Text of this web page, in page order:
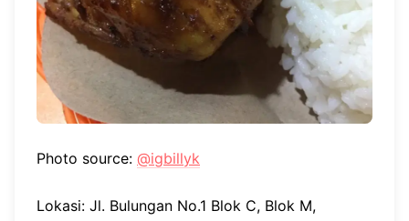
Photo source: @igbillyk
Lokasi: Jl. Bulungan No.1 Blok C, Blok M,